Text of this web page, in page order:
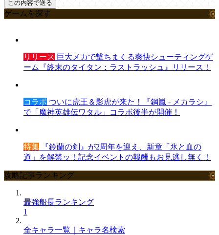
ゲームを探す
リリース 巨大メカで撃ちまくる爽快シューティングゲ
ーム『終末のタイタン：ラストラッシュ』リリース！
コラボ ついに虎王＆影虎が来た！『鋼嵐 - メカラシ』
で「魔神英雄伝ワタル」コラボ後半が開催！
特集 『鈴蘭の剣』が2周年を迎え、新章「氷と血の
道」を解禁ッ！記念イベントの報酬もお見逃し無く！
攻略記事ランキング
最強船長ランキング
1
全キャラ一覧｜キャラ名検索